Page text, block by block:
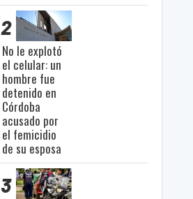
2
No le explotó
el celular: un
hombre fue
detenido en
Córdoba
acusado por
el femicidio
de su esposa
3